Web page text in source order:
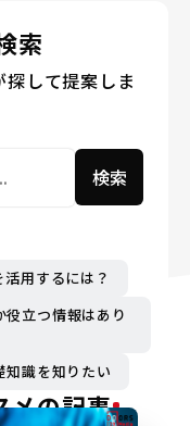
索
して提案しま
検索
用するには？
立つ情報はあり
識を知りたい
メの記事